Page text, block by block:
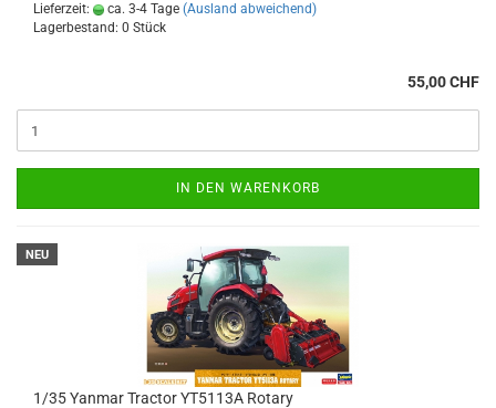
Lieferzeit:
ca. 3-4 Tage (Ausland abweichend)
Lagerbestand: 0 Stück
55,00 CHF
IN DEN WARENKORB
NEU
1/35 Yanmar Tractor YT5113A Rotary